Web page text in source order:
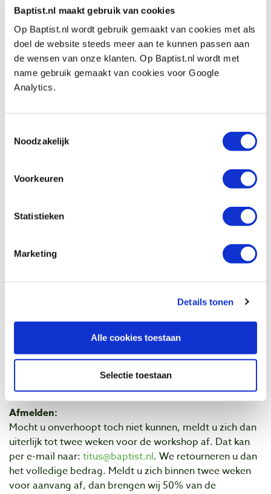
Baptist.nl maakt gebruik van cookies
Op Baptist.nl wordt gebruik gemaakt van cookies met als
doel de website steeds meer aan te kunnen passen aan
de wensen van onze klanten. Op Baptist.nl wordt met
name gebruik gemaakt van cookies voor Google
Analytics.
Noodzakelijk
Voorkeuren
Statistieken
Marketing
Details tonen
Alle cookies toestaan
Selectie toestaan
-Ochtend workshop zaterdag 7 september van 10.00
Middag workshop zaterdag 7 september van 14.00
tot ca. 17.00 uur -VOL!
Kosten:€ 59,- incl. BTW per deelnemer.
In het tweede weekend vinden er twee dagworkshops
houtdraaien en 's middags wordt hier dieper op
gezorgd.
09:30 - 10:00 ontvangst
10:00 - 13:00 introductie houtdraaien, incl korte
13:00 - 14:00 lunchpauze
koffiepauze
- Workshop vrijdag 13 september van 10.00 tot ca.
-Workshop zaterdag 14 september van 10.00 tot ca.
16.30 uur-VOL!
Kosten:€ 125,- incl. BTW per deelnemer.
Afmelden:
Mocht u onverhoopt toch niet kunnen, meldt u zich dan
uiterlijk tot twee weken voor de workshop af. Dat kan
per e-mail naar: titus@baptist.nl. We retourneren u dan
het volledige bedrag. Meldt u zich binnen twee weken
voor aanvang af, dan brengen wij 50% van de